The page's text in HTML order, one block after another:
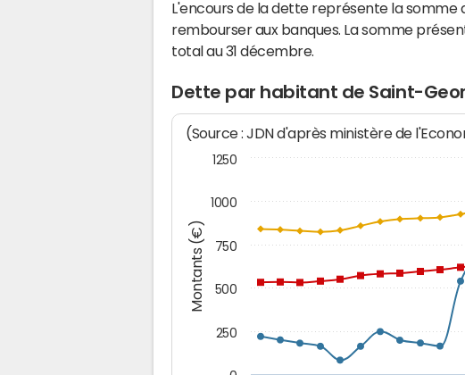
L'encours de la dette représente la
rembourser aux banques. La somme
total au 31 décembre.
Dette par habitant de Saint-
Montants (€)
(Source : JDN d'après ministère de
250
500
750
1000
1250